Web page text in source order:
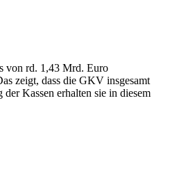
von rd. 1,43 Mrd. Euro
zeigt, dass die GKV insgesamt
Kassen erhalten sie in diesem